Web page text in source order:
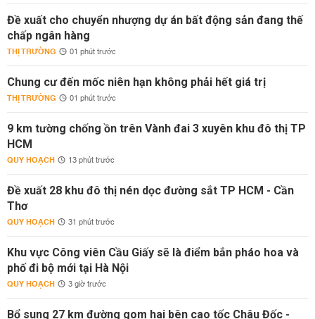
Đề xuất cho chuyển nhượng dự án bất động sản đang thế
chấp ngân hàng
THỊ TRƯỜNG 01 phút trước
Chung cư đến mốc niên hạn không phải hết giá trị
THỊ TRƯỜNG 01 phút trước
9 km tường chống ồn trên Vành đai 3 xuyên khu đô thị TP
HCM
QUY HOẠCH 13 phút trước
Đề xuất 28 khu đô thị nén dọc đường sắt TP HCM - Cần
Thơ
QUY HOẠCH 31 phút trước
Khu vực Công viên Cầu Giấy sẽ là điểm bắn pháo hoa và
phố đi bộ mới tại Hà Nội
QUY HOẠCH 3 giờ trước
Bổ sung 27 km đường gom hai bên cao tốc Châu Đốc -